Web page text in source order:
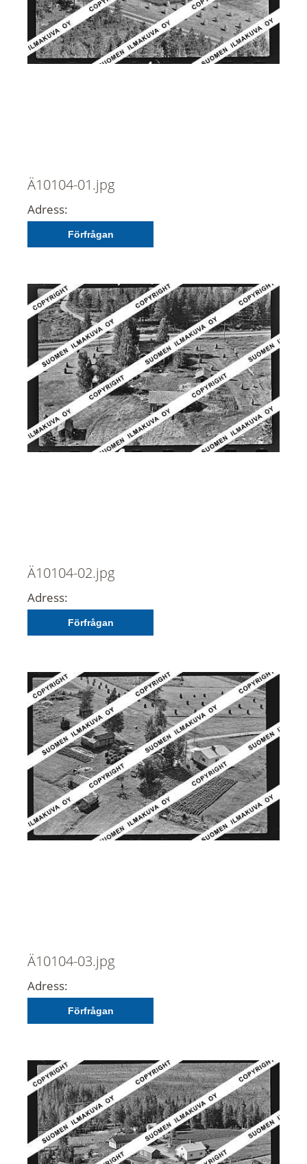
Ä10104-01.jpg
Adress:
Förfrågan
Ä10104-02.jpg
Adress:
Förfrågan
Ä10104-03.jpg
Adress:
Förfrågan